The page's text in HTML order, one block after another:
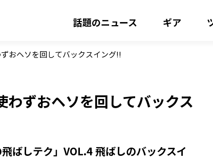
話題のニュース ギア
おヘソを回してバックスイング!!
ずおヘソを回してバックス
ばしテク」VOL.4 飛ばしのバックスイ